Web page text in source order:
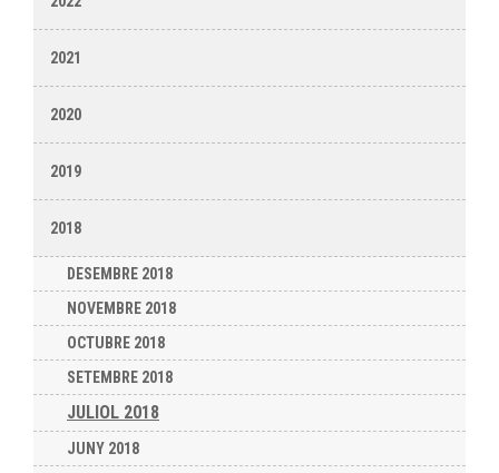
2021
2020
2019
2018
DESEMBRE 2018
NOVEMBRE 2018
OCTUBRE 2018
SETEMBRE 2018
JULIOL 2018
JUNY 2018